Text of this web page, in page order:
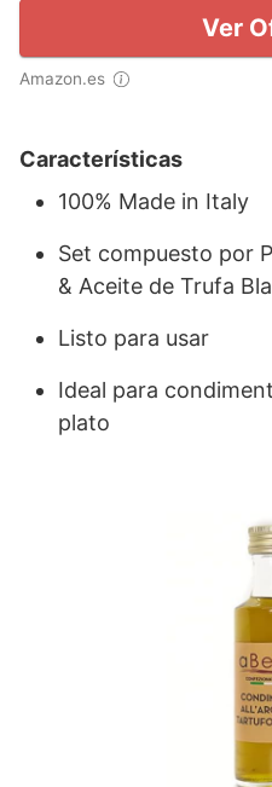
Ver
Amazon.es
Características
100% Made in Italy
Set compuesto por
& Aceite de Trufa
Listo para usar
Ideal para
plato